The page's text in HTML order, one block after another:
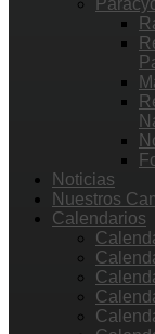
Noticias
Nuestros
Calendarios